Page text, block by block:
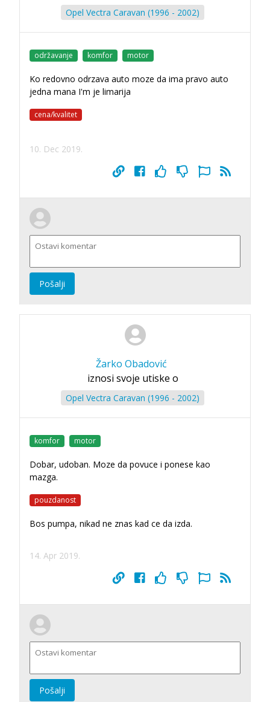
Opel Vectra Caravan (1996 - 2002)
održavanje komfor motor
Ko redovno odrzava auto moze da ima pravo auto
jedna mana I'm je limarija
cena/kvalitet
10. Dec 2019.
Pošalji
Žarko Obadović
iznosi svoje utiske o
Opel Vectra Caravan (1996 - 2002)
komfor motor
Dobar, udoban. Moze da povuce i ponese kao
mazga.
pouzdanost
Bos pumpa, nikad ne znas kad ce da izda.
14. Apr 2019.
Pošalji